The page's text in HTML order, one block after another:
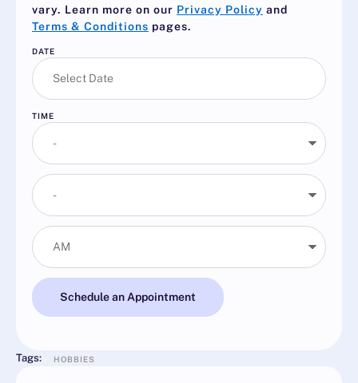
vary. Learn more on our Privacy Policy and
Terms & Conditions pages.
DATE
TIME
Schedule an Appointment
Tags: HOBBIES